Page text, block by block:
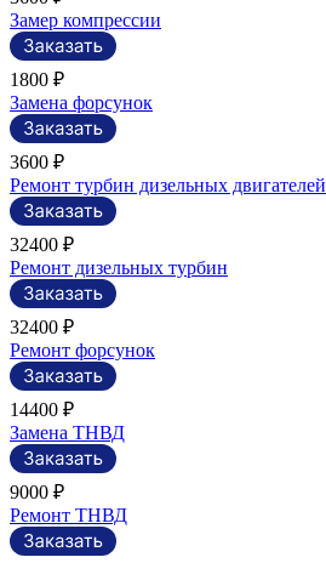
Замер компрессии
1800 ₽
Замена форсунок
3600 ₽
Ремонт турбин дизельных двигателей
32400 ₽
Ремонт дизельных турбин
32400 ₽
Ремонт форсунок
14400 ₽
Замена ТНВД
9000 ₽
Ремонт ТНВД